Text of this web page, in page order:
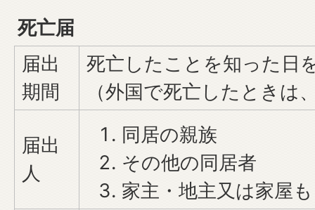
死亡届
届出
期間
死亡したことを知った日
（外国で死亡したときは
届出
人
同居の親族
その他の同居者
家主・地主又は家屋